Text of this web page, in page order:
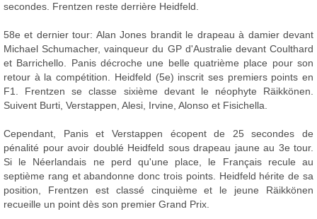
secondes. Frentzen reste derrière Heidfeld.
58e et dernier tour: Alan Jones brandit le drapeau à damier devant
Michael Schumacher, vainqueur du GP d'Australie devant Coulthard
et Barrichello. Panis décroche une belle quatrième place pour son
retour à la compétition. Heidfeld (5e) inscrit ses premiers points en
F1. Frentzen se classe sixième devant le néophyte Räikkönen.
Suivent Burti, Verstappen, Alesi, Irvine, Alonso et Fisichella.
Cependant, Panis et Verstappen écopent de 25 secondes de
pénalité pour avoir doublé Heidfeld sous drapeau jaune au 3e tour.
Si le Néerlandais ne perd qu'une place, le Français recule au
septième rang et abandonne donc trois points. Heidfeld hérite de sa
position, Frentzen est classé cinquième et le jeune Räikkönen
recueille un point dès son premier Grand Prix.